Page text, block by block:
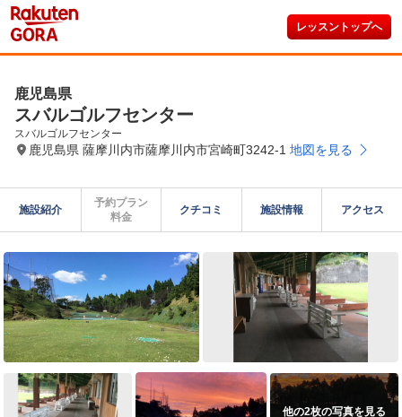
レッスントップへ
鹿児島県
スバルゴルフセンター
スバルゴルフセンター
鹿児島県 薩摩川内市薩摩川内市宮崎町3242-1 地図を見る
施設紹介
予約プラン
料金
クチコミ 施設情報 アクセス
他の2枚の写真を見る